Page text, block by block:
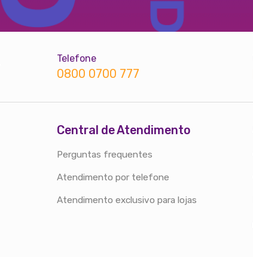
Telefone
0800 0700 777
Central de Atendimento
Perguntas frequentes
Atendimento por telefone
Atendimento exclusivo para lojas